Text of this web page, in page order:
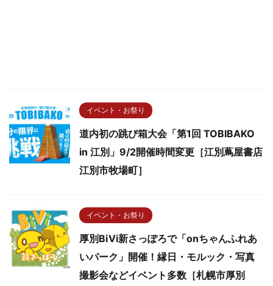
イベント・お祭り
道内初の跳び箱大会「第1回 TOBIBAKO
in 江別」9/2開催時間変更［江別蔦屋書店
江別市牧場町］
イベント・お祭り
厚別BiVi新さっぽろで「onちゃんふれあ
いパーク」開催！縁日・モルック・写真
撮影会などイベント多数［札幌市厚別